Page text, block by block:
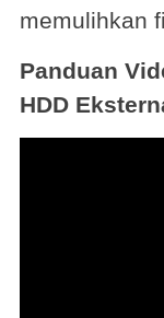
memulihkan
Panduan
HDD